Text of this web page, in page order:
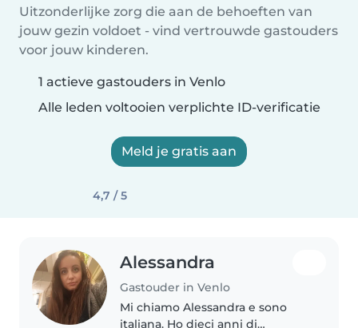
Uitzonderlijke zorg die aan de behoeften van
jouw gezin voldoet - vind vertrouwde gastouders
voor jouw kinderen.
1 actieve gastouders in Venlo
Alle leden voltooien verplichte ID-verificatie
Meld je gratis aan
4,7 / 5
Alessandra
Gastouder in Venlo
Mi chiamo Alessandra e sono
italiana. Ho dieci anni di